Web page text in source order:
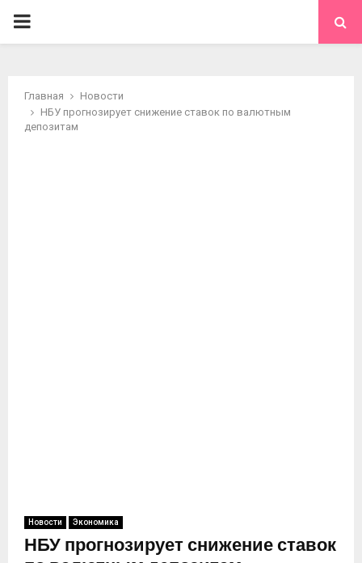
ОСНОВНОЕ
Главная
Новости
НБУ прогнозирует снижение ставок по валютным
депозитам
Новости Экономика
НБУ прогнозирует снижение ставок